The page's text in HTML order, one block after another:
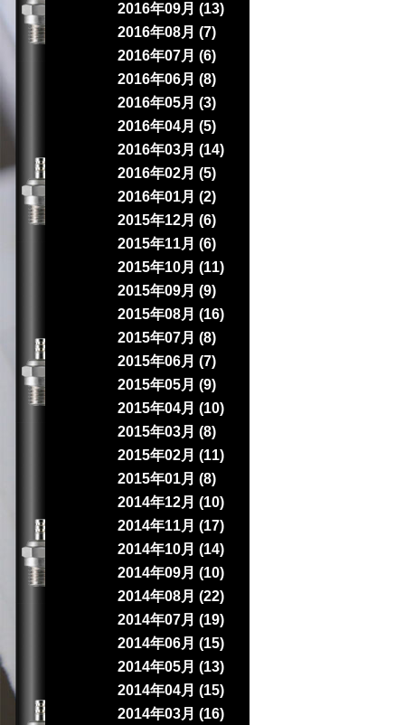
2016年09月 (13)
2016年08月 (7)
2016年07月 (6)
2016年06月 (8)
2016年05月 (3)
2016年04月 (5)
2016年03月 (14)
2016年02月 (5)
2016年01月 (2)
2015年12月 (6)
2015年11月 (6)
2015年10月 (11)
2015年09月 (9)
2015年08月 (16)
2015年07月 (8)
2015年06月 (7)
2015年05月 (9)
2015年04月 (10)
2015年03月 (8)
2015年02月 (11)
2015年01月 (8)
2014年12月 (10)
2014年11月 (17)
2014年10月 (14)
2014年09月 (10)
2014年08月 (22)
2014年07月 (19)
2014年06月 (15)
2014年05月 (13)
2014年04月 (15)
2014年03月 (16)